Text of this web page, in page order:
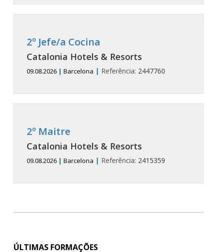
2º Jefe/a Cocina
Catalonia Hotels & Resorts
09.08.2026 | Barcelona | Referência: 2447760
2º Maitre
Catalonia Hotels & Resorts
09.08.2026 | Barcelona | Referência: 2415359
ÚLTIMAS FORMAÇÕES